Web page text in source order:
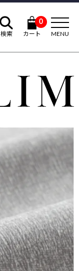
検索
0
カート MENU